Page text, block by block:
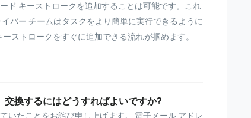
ド キーストロークを追加することは可能です。これ
バー チームはタスクをより簡単に実行できるように
ストロークをすぐに追加できる流れが掴めます。
換するにはどうすればよいですか?
いたことをお詫び申し上げます。 電子メール アドレ